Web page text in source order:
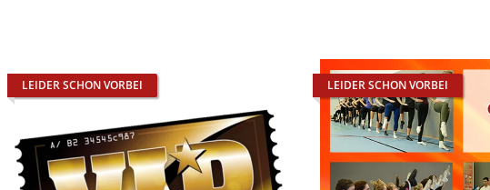
LEIDER SCHON VORBEI LEIDER SCHON VORBEI